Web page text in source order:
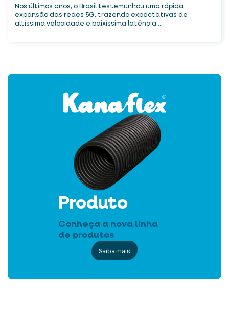
Nos últimos anos, o Brasil testemunhou uma rápida
expansão das redes 5G, trazendo expectativas de
altíssima velocidade e baixíssima latência....
Produto
Conheça a nova linha
de produtos
Saiba mais